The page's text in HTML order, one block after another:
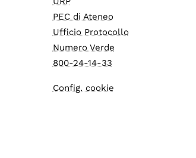
PEC di Ateneo
Ufficio Protocollo
Numero Verde
800-24-14-33
Config. cookie